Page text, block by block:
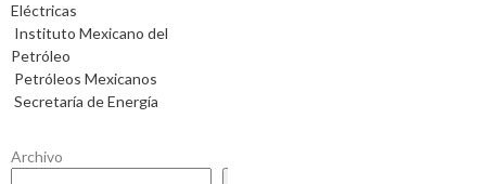
Eléctricas
Instituto Mexicano del
Petróleo
Petróleos Mexicanos
Secretaría de Energía
Archivo